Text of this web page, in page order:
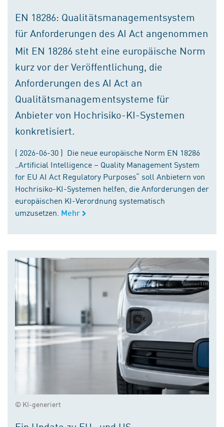
EN 18286: Qualitätsmanagementsystem
für Anforderungen des AI Act angenommen
Mit EN 18286 steht eine europäische Norm
kurz vor der Veröffentlichung, die
Anforderungen des AI Act an
Qualitätsmanagementsysteme für
Anbieter von Hochrisiko-KI-Systemen
konkretisiert.
( 2026-06-30 ) Die neue europäische Norm EN 18286
„Artificial Intelligence – Quality Management System
for EU AI Act Regulatory Purposes“ soll Anbietern von
Hochrisiko-KI-Systemen helfen, die Anforderungen der
europäischen KI-Verordnung systematisch
umzusetzen. Mehr
© KI-generiert